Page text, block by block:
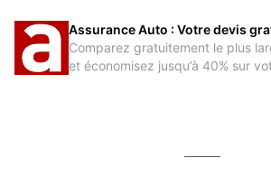
Assurance Auto : Votre devis
Comparez gratuitement le plus
et économisez jusqu’à 40% sur